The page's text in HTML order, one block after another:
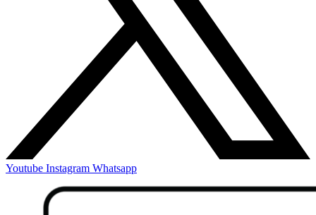
Youtube Instagram Whatsapp